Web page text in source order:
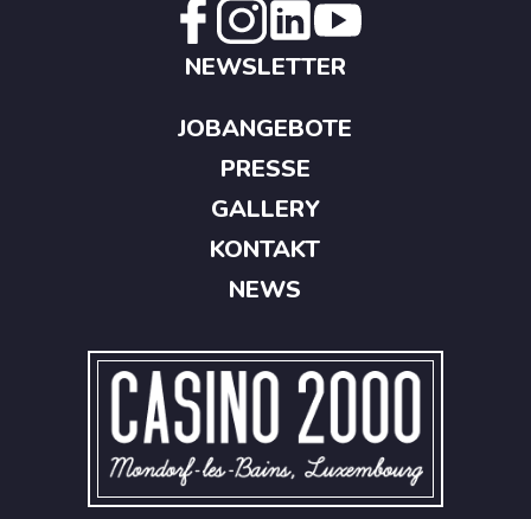
NEWSLETTER
JOBANGEBOTE
PRESSE
GALLERY
KONTAKT
NEWS